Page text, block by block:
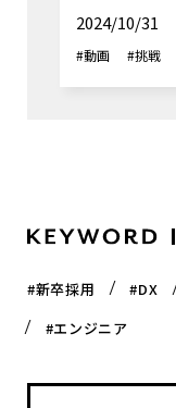
2024/10/31
#動画 #挑戦
#新卒採用 #DX
#エンジニア